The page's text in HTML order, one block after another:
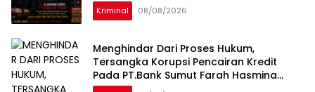
Kriminal 08/08/2026
Menghindar Dari Proses Hukum,
Tersangka Korupsi Pencairan Kredit
Pada PT.Bank Sumut Farah Hasmina
Ditangkap Oleh Tim Intelijen Kejati Sumut